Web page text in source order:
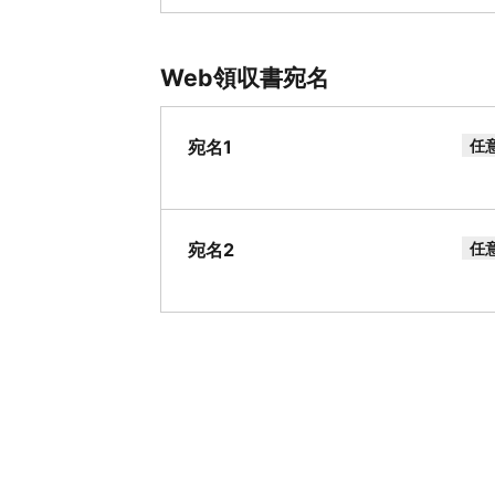
Web領収書宛名
宛名1 任
宛名2 任